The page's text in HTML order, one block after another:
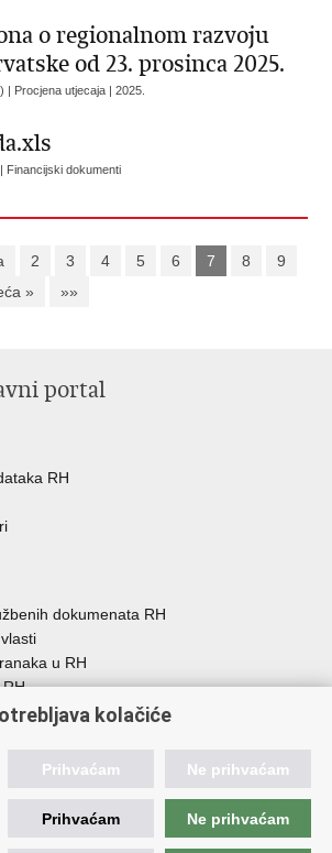
o regionalnom razvoju
od 23. prosinca 2025.
| Procjena utjecaja |2025.
Financijski dokumenti
2 3 4 5 6 7 8
9
» »»
portal
RH
dokumenata RH
u RH
RH
uprave
kolačiće
Prihvaćam Ne prihvaćam
Prihvaćam Ne prihvaćam